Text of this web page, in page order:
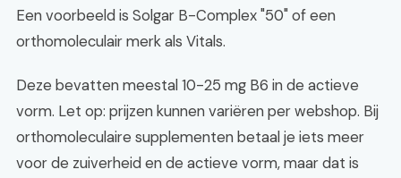
Een voorbeeld is Solgar B-Complex "50" of een
orthomoleculair merk als Vitals.
Deze bevatten meestal 10-25 mg B6 in de actieve
vorm. Let op: prijzen kunnen variëren per webshop. Bij
orthomoleculaire supplementen betaal je iets meer
voor de zuiverheid en de actieve vorm, maar dat is